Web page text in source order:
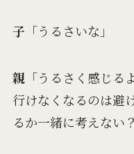
子 「うるさいな」
親「うるさく感じる
行けなくなるのは避
るか一緒に考えない？